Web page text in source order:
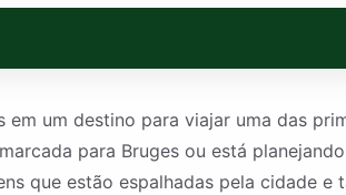
um destino para viajar uma das
para Bruges ou está
que estão espalhadas pela cidade e